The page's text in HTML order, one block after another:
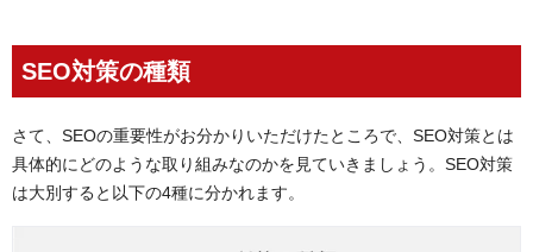
SEO対策の種類
さて、SEOの重要性がお分かりいただけたところで、SEO対策とは
具体的にどのような取り組みなのかを見ていきましょう。SEO対策
は大別すると以下の4種に分かれます。